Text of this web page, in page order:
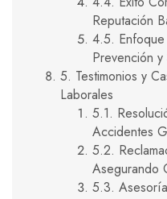
Reputación
4.5. Enfoque
Prevención
5. Testimonios y
Laborales
5.1.
Accidentes
5.2.
Asegurando
5.3.